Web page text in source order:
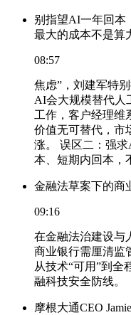
别指望AI一年回本
最大的成本不是算
08:57
焦虑”，刘建军特
AI会大规模替代人
工作，客户经理维
价值无可替代，市
涨。 误区二：强
本、短期内回本，
金融法草案下的商
09:16
在金融法治建设与
商业银行需厘清监
从技术“可用”到全
融科技安全防线。
摩根大通CEO